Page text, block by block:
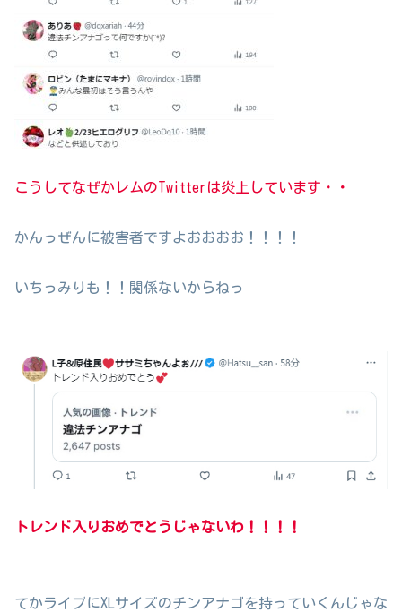
こうしてなぜかレムのTwitterは炎上しています・・
かんっぜんに被害者ですよおおおお！！！！
いちっみりも！！関係ないからねっ
トレンド入りおめでとうじゃないわ！！！！
てかライブにXLサイズのチンアナゴを持っていくんじゃな